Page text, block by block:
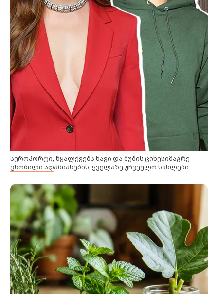
აეროპორტი, წყალქვეშა ნავი და შუშის ციხესიმაგრე -
ცნობილი ადამიანების ყველაზე უჩვეულო სახლები